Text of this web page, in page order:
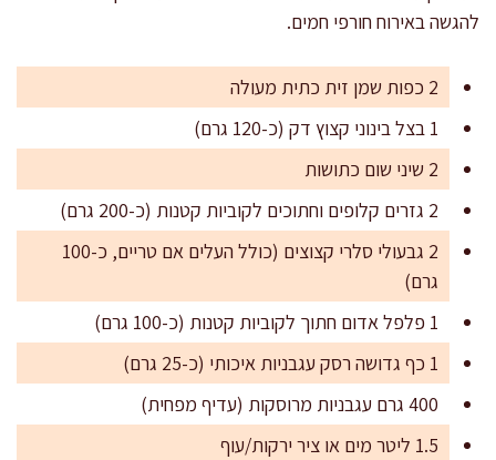
להגשה באירוח חורפי חמים.
2 כפות שמן זית כתית מעולה
1 בצל בינוני קצוץ דק (כ-120 גרם)
2 שיני שום כתושות
2 גזרים קלופים וחתוכים לקוביות קטנות (כ-200 גרם)
2 גבעולי סלרי קצוצים (כולל העלים אם טריים, כ-100
גרם)
1 פלפל אדום חתוך לקוביות קטנות (כ-100 גרם)
1 כף גדושה רסק עגבניות איכותי (כ-25 גרם)
400 גרם עגבניות מרוסקות (עדיף מפחית)
1.5 ליטר מים או ציר ירקות/עוף